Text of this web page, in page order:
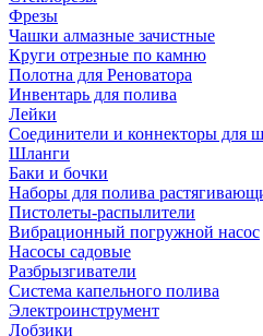
Фрезы
Чашки алмазные зачистные
Круги отрезные по камню
Полотна для Реноватора
Инвентарь для полива
Лейки
Соединители и коннекторы для
Шланги
Баки и бочки
Наборы для полива
Пистолеты-распылители
Вибрационный погружной насос
Насосы садовые
Разбрызгиватели
Система капельного полива
Электроинструмент
Лобзики